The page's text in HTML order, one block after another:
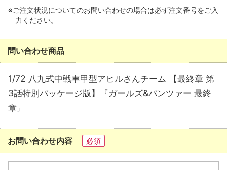
※ご注文状況についてのお問い合わせの場合は必ず注文番号をご入
力ください。
問い合わせ商品
1/72 八九式中戦車甲型アヒルさんチーム 【最終章 第
3話特別パッケージ版】『ガールズ&パンツァー 最終
章』
お問い合わせ内容 必須